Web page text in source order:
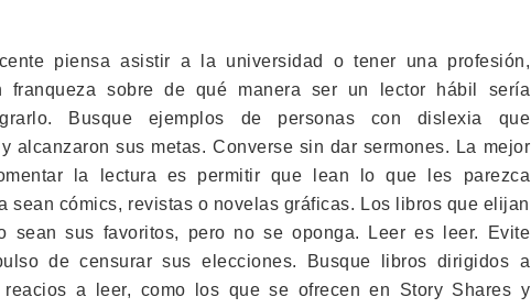
piensa asistir a la universidad o tener una profesión,
franqueza sobre de qué manera ser un lector hábil sería
Busque ejemplos de personas con dislexia que
alcanzaron sus metas. Converse sin dar sermones. La mejor
la lectura es permitir que lean lo que les parezca
sean cómics, revistas o novelas gráficas. Los libros que elijan
sean sus favoritos, pero no se oponga. Leer es leer. Evite
de censurar sus elecciones. Busque libros dirigidos a
reacios a leer, como los que se ofrecen en Story Shares y